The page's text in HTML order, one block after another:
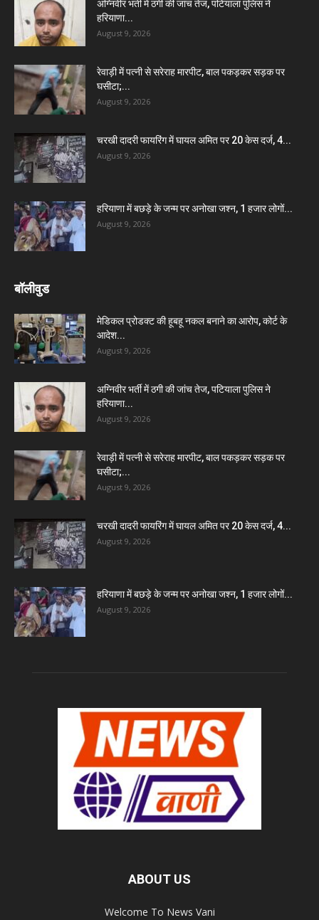
अग्निवीर भर्ती में ठगी की जांच तेज, पटियाला पुलिस ने
हरियाणा...
August 9, 2026
रेवाड़ी में पत्नी से सरेराह मारपीट, बाल पकड़कर सड़क पर
घसीटा;...
August 9, 2026
चरखी दादरी फायरिंग में घायल अमित पर 20 केस दर्ज, 4...
August 9, 2026
हरियाणा में बछड़े के जन्म पर अनोखा जश्न, 1 हजार लोगों...
August 9, 2026
बॉलीवुड
मेडिकल प्रोडक्ट की हूबहू नकल बनाने का आरोप, कोर्ट के
आदेश...
August 9, 2026
अग्निवीर भर्ती में ठगी की जांच तेज, पटियाला पुलिस ने
हरियाणा...
August 9, 2026
रेवाड़ी में पत्नी से सरेराह मारपीट, बाल पकड़कर सड़क पर
घसीटा;...
August 9, 2026
चरखी दादरी फायरिंग में घायल अमित पर 20 केस दर्ज, 4...
August 9, 2026
हरियाणा में बछड़े के जन्म पर अनोखा जश्न, 1 हजार लोगों...
August 9, 2026
ABOUT US
Welcome To News Vani